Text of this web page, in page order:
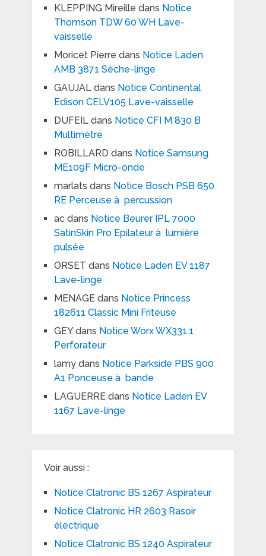
KLEPPING Mireille dans Notice
Thomson TDW 60 WH Lave-
vaisselle
Moricet Pierre dans Notice Laden
AMB 3871 Sèche-linge
GAUJALdans Notice Continental
Edison CELV105 Lave-vaisselle
DUFEILdans Notice CFI M 830 B
Multimètre
ROBILLARD dans Notice Samsung
ME109F Micro-onde
marlats dans Notice Bosch PSB 650
RE Perceuse à percussion
acdans Notice Beurer IPL 7000
SatinSkin Pro Epilateur à lumière
pulsée
ORSET dans Notice Laden EV 1187
Lave-linge
MENAGEdans Notice Princess
182611 Classic Mini Friteuse
GEYdans Notice Worx WX331.1
Perforateur
lamydans Notice Parkside PBS 900
A1 Ponceuse à bande
LAGUERREdans Notice Laden EV
1167 Lave-linge
Voir aussi :
Notice Clatronic BS 1267 Aspirateur
Notice Clatronic HR 2603 Rasoir
électrique
Notice Clatronic BS 1240 Aspirateur